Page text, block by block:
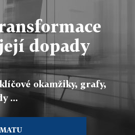
dopady
okamžiky, grafy,
...